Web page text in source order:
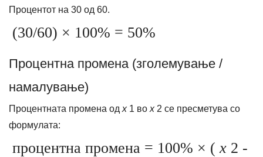
Процентот на 30 од 60.
(30/60) × 100% = 50%
Процентна промена (зголемување /
намалување)
Процентната промена од x1 во x2 се пресметува со
формулата:
процентна промена = 100% × (x 2 -